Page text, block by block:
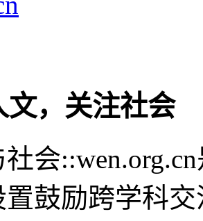
文，关注社会
社会
置鼓励跨学科